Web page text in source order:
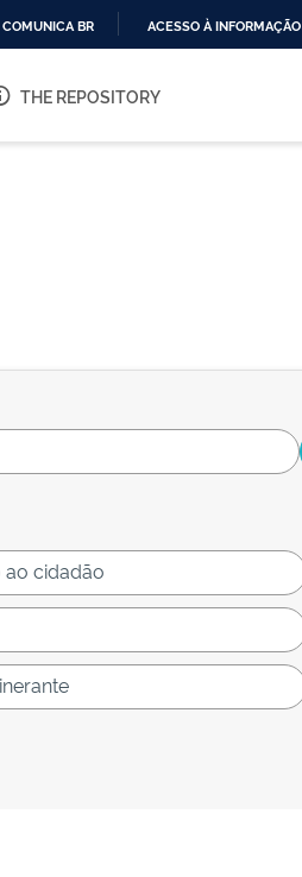
O
COMUNICA BR ACESSO À INFORMAÇÃO
THE REPOSITORY